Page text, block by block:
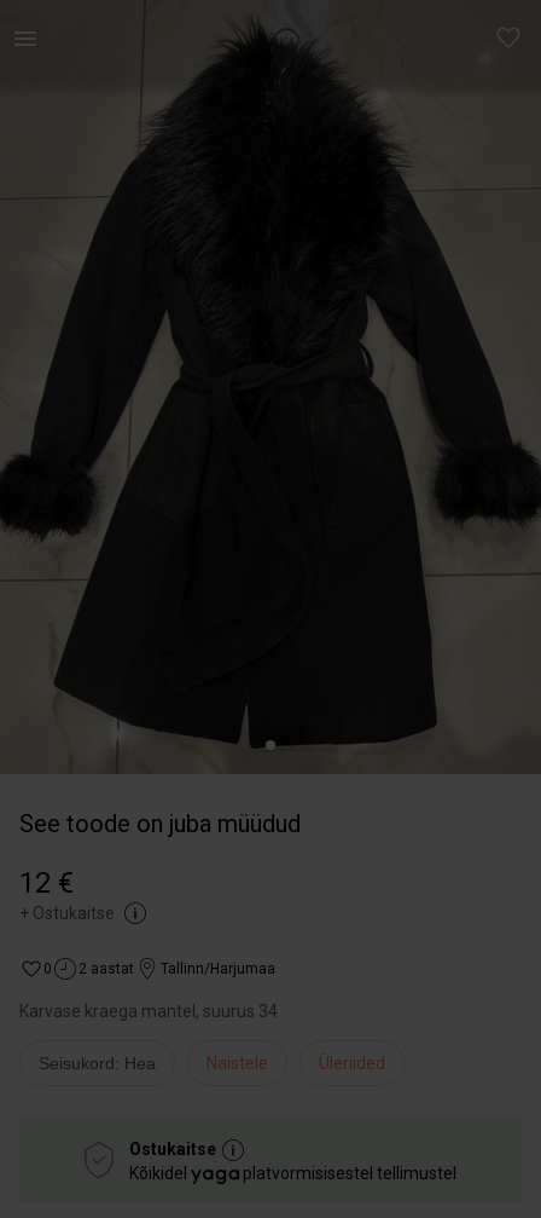
See toode on juba müüdud
12 €
+ Ostukaitse
0 2 aastat Tallinn/Harjumaa
Karvase kraega mantel, suurus 34
Seisukord: Hea Naistele Üleriided
Ostukaitse
Kõikidel
platvormisisestel tellimustel